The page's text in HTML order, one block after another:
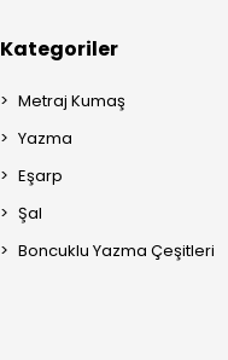
Kategoriler
Metraj Kumaş
Yazma
Eşarp
Şal
Boncuklu Yazma Çeşitleri